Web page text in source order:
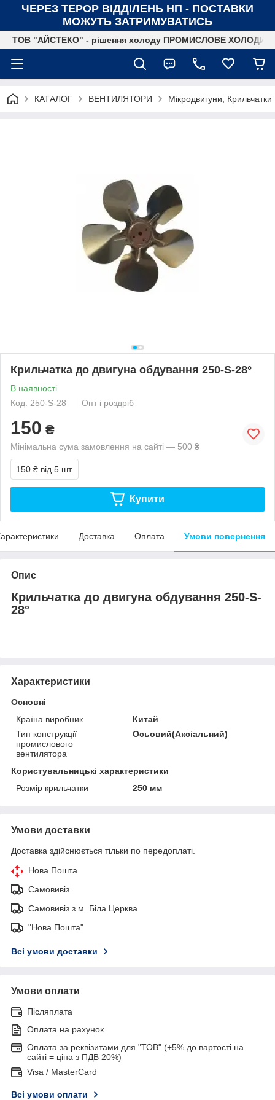
ЧЕРЕЗ ТЕРОР ВІДДІЛЕНЬ НП - ПОСТАВКИ
МОЖУТЬ ЗАТРИМУВАТИСЬ
ТОВ "АЙСТЕКО" - рішення холоду ПРОМИСЛОВЕ
КАТАЛОГ ВЕНТИЛЯТОРИ Мікродвигуни, Крильчатки
Крильчатка до двигуна обдування 250-S-28°
В наявності
Код: 250-S-28
Опт і роздріб
150 ₴
Мінімальна сума замовлення на сайті — 500 ₴
150 ₴ від 5 шт.
Купити
Доставка Оплата Умови повернення
Опис
Крильчатка до двигуна обдування 250-S-
28°
Характеристики
Основні
Країна виробник
Китай
Тип конструкції
промислового
вентилятора
Осьовий(Аксіальний)
Користувальницькі характеристики
Розмір крильчатки
250 мм
Умови доставки
Доставка здійснюється тільки по передоплаті.
Нова Пошта
Самовивіз
Самовивіз з м. Біла Церква
"Нова Пошта"
Всі умови доставки
Умови оплати
Післяплата
Оплата на рахунок
Оплата за реквізитами для "ТОВ" (+5% до вартості на
сайті = ціна з ПДВ 20%)
Visa / MasterCard
Всі умови оплати